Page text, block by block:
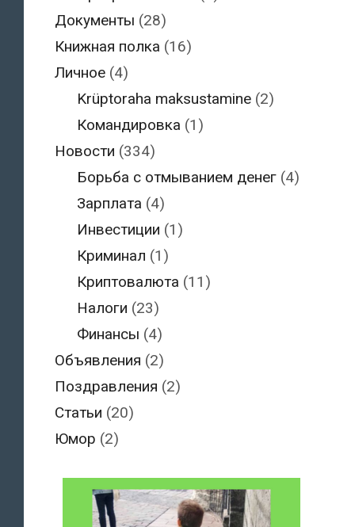
Документы (28)
Книжная полка (16)
Личное(4)
Krüptoraha maksustamine (2)
Командировка (1)
Новости (334)
Борьба с отмыванием денег (4)
Зарплата (4)
Инвестиции (1)
Криминал (1)
Криптовалюта (11)
Налоги (23)
Финансы (4)
Объявления (2)
Поздравления (2)
Статьи (20)
Юмор (2)